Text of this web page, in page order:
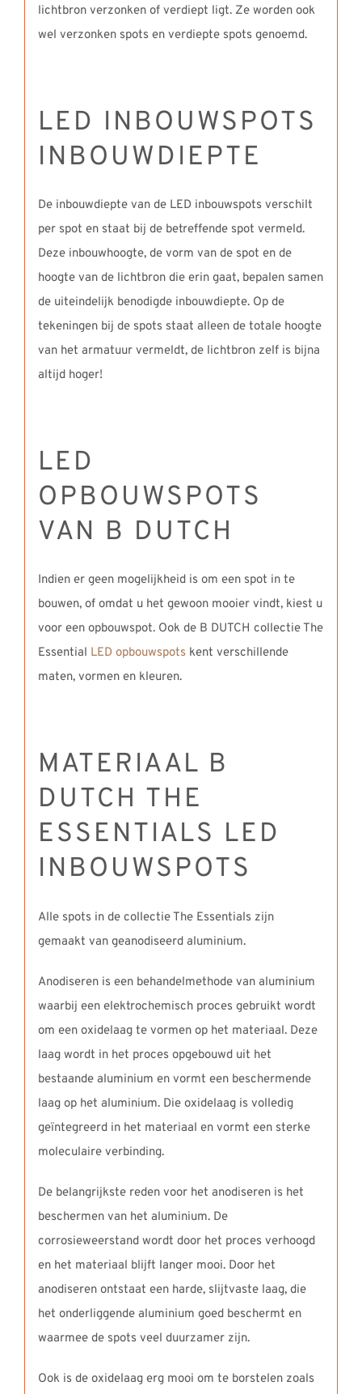
lichtbron verzonken of verdiept ligt. Ze worden ook
wel verzonken spots en verdiepte spots genoemd.
LED INBOUWSPOTS
INBOUWDIEPTE
De inbouwdiepte van de LED inbouwspots verschilt
per spot en staat bij de betreffende spot vermeld.
Deze inbouwhoogte, de vorm van de spot en de
hoogte van de lichtbron die erin gaat, bepalen samen
de uiteindelijk benodigde inbouwdiepte. Op de
tekeningen bij de spots staat alleen de totale hoogte
van het armatuur vermeldt, de lichtbron zelf is bijna
altijd hoger!
LED
OPBOUWSPOTS
VAN B DUTCH
Indien er geen mogelijkheid is om een spot in te
bouwen, of omdat u het gewoon mooier vindt, kiest u
voor een opbouwspot. Ook de B DUTCH collectie The
Essential LED opbouwspots kent verschillende
maten, vormen en kleuren.
MATERIAAL B
DUTCH THE
ESSENTIALS LED
INBOUWSPOTS
Alle spots in de collectie The Essentials zijn
gemaakt van geanodiseerd aluminium.
Anodiseren is een behandelmethode van aluminium
waarbij een elektrochemisch proces gebruikt wordt
om een oxidelaag te vormen op het materiaal. Deze
laag wordt in het proces opgebouwd uit het
bestaande aluminium en vormt een beschermende
laag op het aluminium. Die oxidelaag is volledig
geïntegreerd in het materiaal en vormt een sterke
moleculaire verbinding.
De belangrijkste reden voor het anodiseren is het
beschermen van het aluminium. De
corrosieweerstand wordt door het proces verhoogd
en het materiaal blijft langer mooi. Door het
anodiseren ontstaat een harde, slijtvaste laag, die
het onderliggende aluminium goed beschermt en
waarmee de spots veel duurzamer zijn.
Ook is de oxidelaag erg mooi om te borstelen zoals